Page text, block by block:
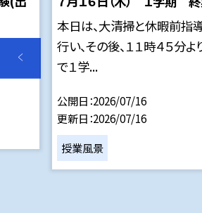
本日は、大清掃と休暇前指
行い、その後、１１時４５分よ
で１学...
公開日 2026/07/16
更新日 2026/07/16
授業風景